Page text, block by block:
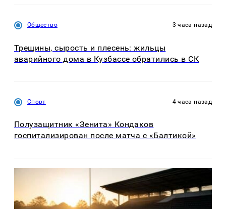
Общество 3 часа назад
Трещины, сырость и плесень: жильцы
аварийного дома в Кузбассе обратились в СК
Спорт 4 часа назад
Полузащитник «Зенита» Кондаков
госпитализирован после матча с «Балтикой»